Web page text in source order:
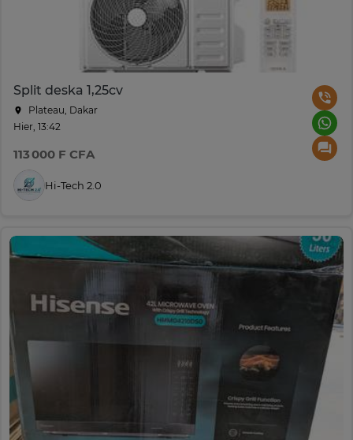
Split deska 1,25cv
Plateau, Dakar
Hier, 13:42
113 000 F CFA
Hi-Tech 2.0